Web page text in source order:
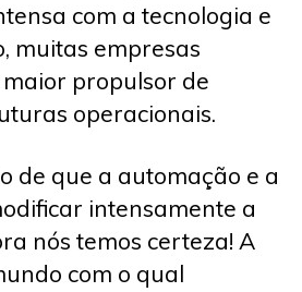
com a tecnologia e
muitas empresas
propulsor de
operacionais.
de que a automação e a
intensamente a
nós temos certeza! A
com o qual